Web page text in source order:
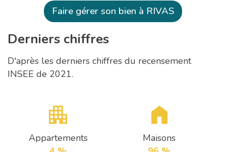
Faire gérer son bien à RIVAS
Derniers chiffres
D'après les derniers chiffres du recensement
INSEE de 2021.
Appartements
Maisons